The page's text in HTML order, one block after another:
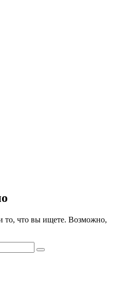
что вы ищете. Возможно,